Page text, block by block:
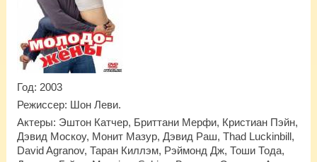
Год: 2003
Режиссер: Шон Леви.
Актеры: Эштон Катчер, Бриттани Мерфи, Кристиан Пэйн,
Дэвид Москоу, Монит Мазур, Дэвид Раш, Thad Luckinbill,
David Agranov, Таран Киллэм, Рэймонд Дж, Тоши Тода,